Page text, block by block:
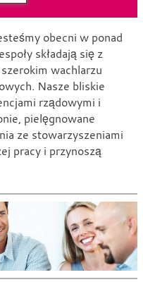
obecni w ponad
składają się z
wachlarzu
Nasze bliskie
rządowymi i
pielęgnowane
ze stowarzyszeniami
pracy i przynoszą